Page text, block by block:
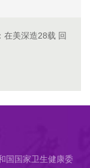
在美深造28载 回
国国家卫生健康委